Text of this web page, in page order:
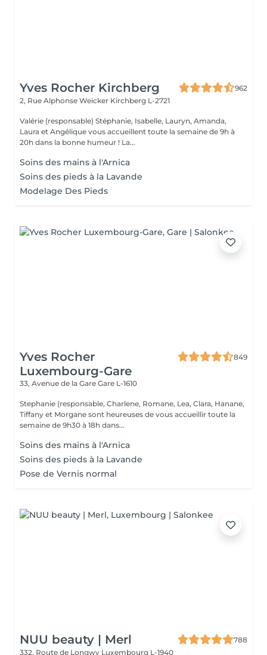
Yves Rocher Kirchberg
962
2, Rue Alphonse Weicker Kirchberg L-2721
Valérie (responsable) Stéphanie, Isabelle, Lauryn, Amanda,
Laura et Angélique vous accueillent toute la semaine de 9h à
20h dans la bonne humeur ! La...
Soins des mains à l'Arnica
Soins des pieds à la Lavande
Modelage Des Pieds
Yves Rocher
Luxembourg-Gare
849
33, Avenue de la Gare Gare L-1610
Stephanie (responsable, Charlene, Romane, Lea, Clara, Hanane,
Tiffany et Morgane sont heureuses de vous accueillir toute la
semaine de 9h30 à 18h dans...
Soins des mains à l'Arnica
Soins des pieds à la Lavande
Pose de Vernis normal
NUU beauty | Merl
788
332, Route de Longwy Luxembourg L-1940